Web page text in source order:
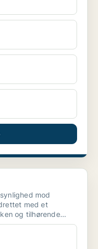
mod
med et
og tilhørende